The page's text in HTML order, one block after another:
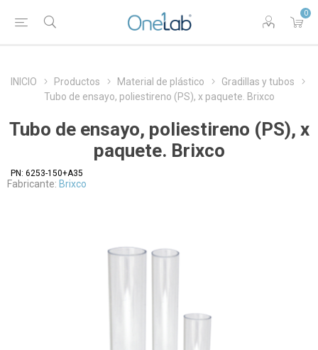
0
INICIO Productos Material de plástico
Gradillas y tubos
Tubo de ensayo, poliestireno (PS), x paquete. Brixco
Tubo de ensayo, poliestireno (PS), x
paquete. Brixco
PN: 6253-150+A35
Fabricante: Brixco